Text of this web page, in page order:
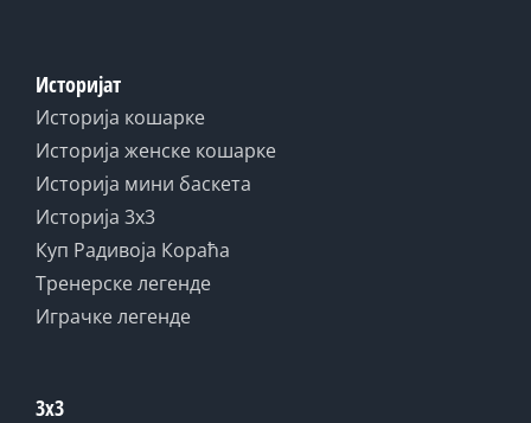
Историјат
Историја кошарке
Историја женске кошарке
Историја мини баскета
Историја 3x3
Куп Радивоја Кораћа
Тренерске легенде
Играчке легенде
3x3